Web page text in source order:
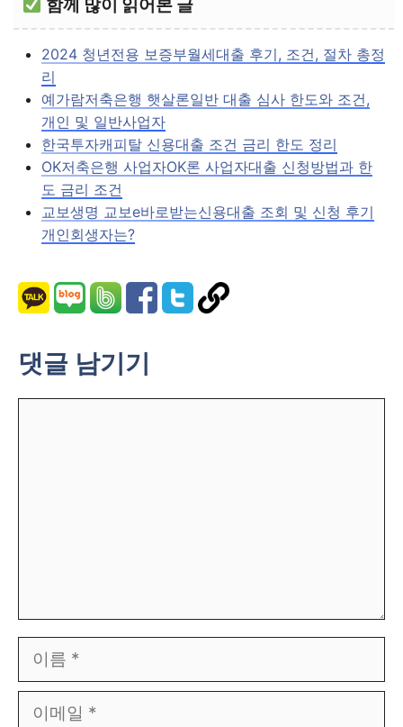
함께 많이 읽어본 글
2024 청년전용 보증부월세대출 후기, 조건, 절차 총정
리
예가람저축은행 햇살론일반 대출 심사 한도와 조건,
개인 및 일반사업자
한국투자캐피탈 신용대출 조건 금리 한도 정리
OK저축은행 사업자OK론 사업자대출 신청방법과 한
도 금리 조건
교보생명 교보e바로받는신용대출 조회 및 신청 후기
개인회생자는?
댓글 남기기
름